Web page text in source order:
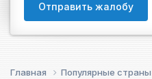
Отправить жалобу
Главная Популярные страны